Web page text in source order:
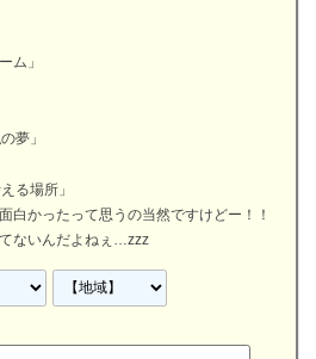
ム」
夢」
る場所」
白かったって思うの当然ですけどー！！
ないんだよねぇ…zzz